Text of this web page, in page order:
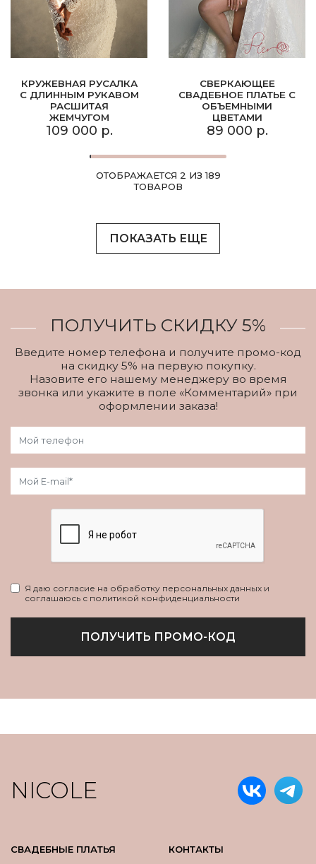
КРУЖЕВНАЯ РУСАЛКА
С ДЛИННЫМ РУКАВОМ
РАСШИТАЯ
ЖЕМЧУГОМ
109 000 р.
СВЕРКАЮЩЕЕ
СВАДЕБНОЕ ПЛАТЬЕ С
ОБЪЕМНЫМИ
ЦВЕТАМИ
89 000 р.
ОТОБРАЖАЕТСЯ 2 ИЗ 189
ТОВАРОВ
ПОКАЗАТЬ ЕЩЕ
ПОЛУЧИТЬ СКИДКУ 5%
Введите номер телефона и получите промо-код
на скидку 5% на первую покупку.
Назовите его нашему менеджеру во время
звонка или укажите в поле «Комментарий» при
оформлении заказа!
Я даю согласие на обработку персональных данных и
соглашаюсь с политикой конфиденциальности
ПОЛУЧИТЬ ПРОМО-КОД
NICOLE
СВАДЕБНЫЕ ПЛАТЬЯ
КОНТАКТЫ